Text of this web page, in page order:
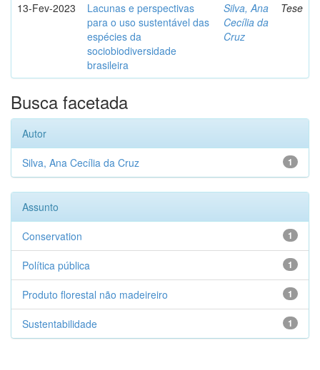
13-Fev-2023
Lacunas e perspectivas
para o uso sustentável das
espécies da
sociobiodiversidade
brasileira
Silva, Ana
Cecília da
Cruz
Tese
Busca facetada
Autor
1
Silva, Ana Cecília da Cruz
Assunto
1
Conservation
1
Política pública
1
Produto florestal não madeireiro
1
Sustentabilidade